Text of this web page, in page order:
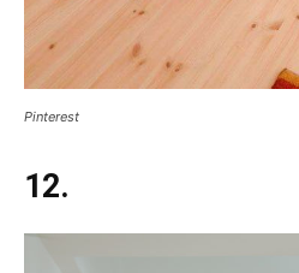
Pinterest
12.